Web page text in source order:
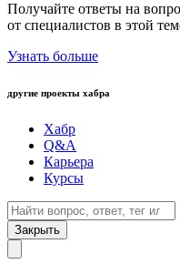
Получайте ответы на
от специалистов в этой
Узнать больше
другие проекты хабра
Хабр
Q&A
Карьера
Курсы
Закрыть